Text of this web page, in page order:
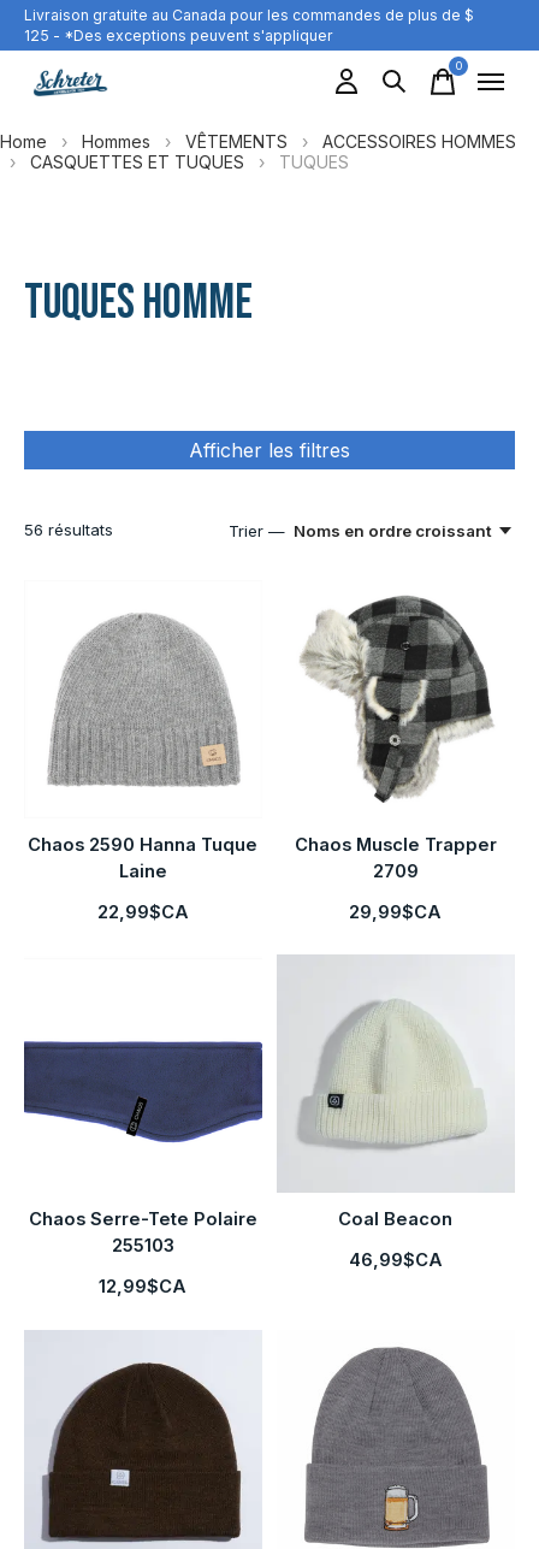
Livraison gratuite au Canada pour les commandes de plus de $
125 - *Des exceptions peuvent s'appliquer
0items
Home › Hommes › VÊTEMENTS ›
ACCESSOIRES HOMMES
›
CASQUETTES ET TUQUES › TUQUES
TUQUES HOMME
Afficher les filtres
56 résultats Trier — Noms en ordre croissant
Chaos 2590 Hanna Tuque
Laine
22,99$CA
Chaos Muscle Trapper
2709
29,99$CA
Chaos Serre-Tete Polaire
255103
12,99$CA
Coal Beacon
46,99$CA